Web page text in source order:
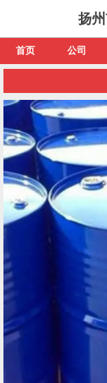
扬
首页 公司